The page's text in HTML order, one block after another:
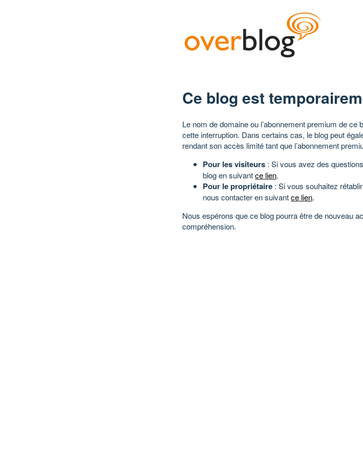
Ce blog est
Le nom de domaine ou l’abonnement premium de ce
cette interruption. Dans certains cas, le blog peut
rendant son accès limité tant que l’abonnement
Pour les visiteurs : Si vous avez des
blog en suivantce lien.
Pour le propriétaire : Si vous souhaitez
nous contacter en suivantce lien.
Nous espérons que ce blog pourra être de nouveau
compréhension.